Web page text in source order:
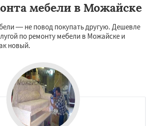
мебели в Можайске
— не повод покупать другую. Дешевле
по ремонту мебели в Можайске и
новый.